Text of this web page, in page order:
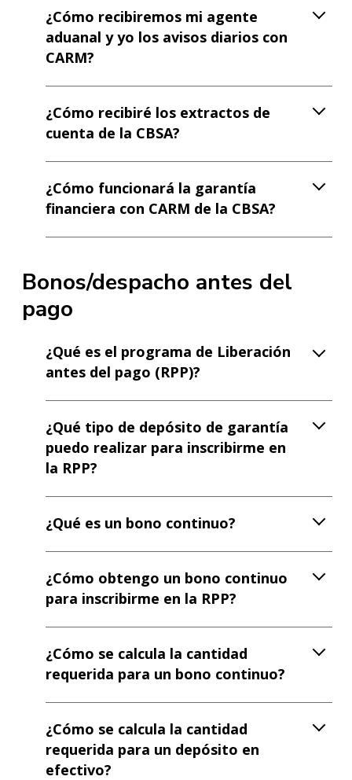
¿Cómo recibiremos mi agente
aduanal y yo los avisos diarios con
CARM?
¿Cómo recibiré los extractos de
cuenta de la CBSA?
¿Cómo funcionará la garantía
financiera con CARM de la CBSA?
Bonos/despacho antes del
pago
¿Qué es el programa de Liberación
antes del pago (RPP)?
¿Qué tipo de depósito de garantía
puedo realizar para inscribirme en
la RPP?
¿Qué es un bono continuo?
¿Cómo obtengo un bono continuo
para inscribirme en la RPP?
¿Cómo se calcula la cantidad
requerida para un bono continuo?
¿Cómo se calcula la cantidad
requerida para un depósito en
efectivo?